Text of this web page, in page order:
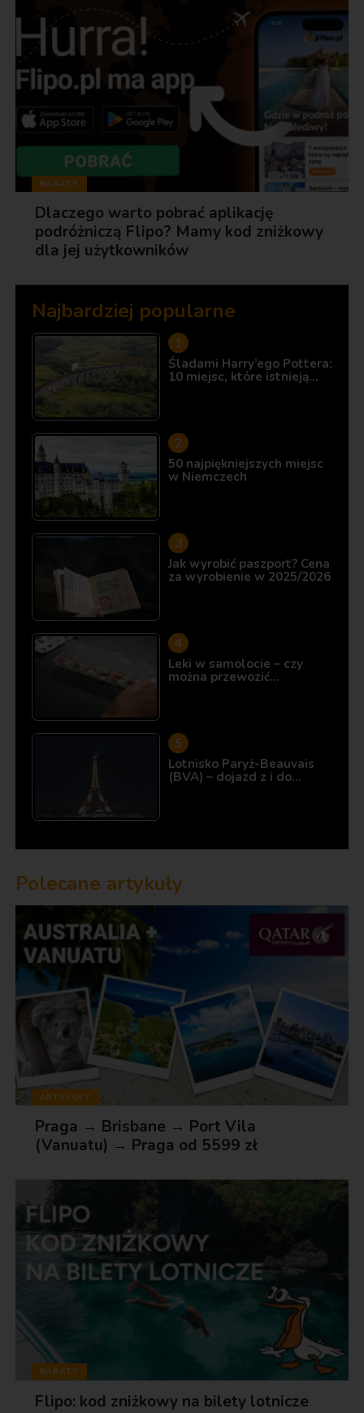
RABATY
Dlaczego warto pobrać aplikację
podróżniczą Flipo? Mamy kod zniżkowy
dla jej użytkowników
Najbardziej popularne
Śladami Harry’ego Pottera:
10 miejsc, które istnieją…
50 najpiękniejszych miejsc
w Niemczech
Jak wyrobić paszport? Cena
za wyrobienie w 2025/2026
Leki w samolocie – czy
można przewozić…
Lotnisko Paryż-Beauvais
(BVA) – dojazd z i do…
Polecane artykuły
ARTYKUŁY
Praga → Brisbane → Port Vila
(Vanuatu) → Praga od 5599 zł
RABATY
Flipo: kod zniżkowy na bilety lotnicze